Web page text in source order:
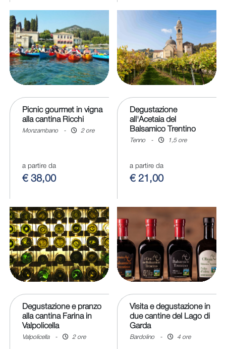
Picnic gourmet in vigna
alla cantina Ricchi
Monzambano - 2 ore
a partire da
€ 38,00
Degustazione
all'Acetaia del
Balsamico Trentino
Tenno - 1,5 ore
a partire da
€ 21,00
Degustazione e pranzo
alla cantina Farina in
Valpolicella
Valpolicella - 2 ore
Visita e degustazione in
due cantine del Lago di
Garda
Bardolino - 4 ore